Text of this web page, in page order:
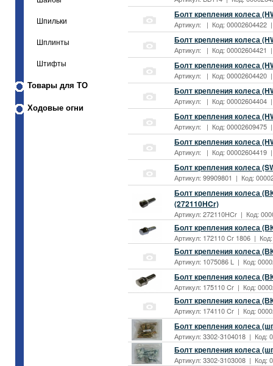
Шпильки
Шплинты
Штифты
Товары для ТО
Ходовые огни
Болт крепления колеса
Артикул: | Код: 00002604422
Болт крепления колеса
Артикул: | Код: 00002604421
Болт крепления колеса
Артикул: | Код: 00002604420
Болт крепления колеса
Артикул: | Код: 00002604404
Болт крепления колеса
Артикул: | Код: 00002609475
Болт крепления колеса
Артикул: | Код: 00002604419
Болт крепления колеса
Артикул: 99909801 | Код:
Болт крепления колеса
(272110HCr)
Артикул: 272110HCr | Код:
Болт крепления колеса
Артикул: 172110 Cr 1806 |
Болт крепления колеса
Артикул: 1075086 L | Код:
Болт крепления колеса
Артикул: 175110 Cr | Код:
Болт крепления колеса
Артикул: 174110 Cr | Код:
Болт крепления колеса
Артикул: 3302-3104018 | Код:
Болт крепления колеса
Артикул: 3302-3103008 | Код: